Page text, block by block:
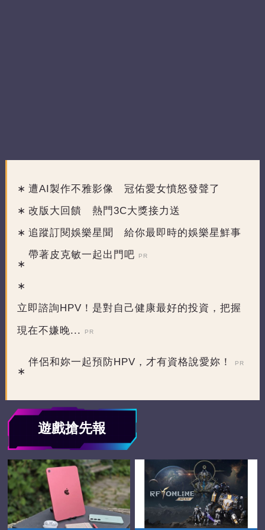
遭AI製作不雅影像 冠佑愛女憤怒發聲了
改版大回饋 熱門3C大獎接力送
追蹤訂閱娛樂星聞 給你最即時的娛樂星鮮事
帶著皮克敏一起出門吧
PR
立即諮詢HPV！是對自己健康最好的投資，把握
現在不嫌晚...
PR
伴侶和妳一起預防HPV，才有資格說愛妳！ PR
遊戲搶先報